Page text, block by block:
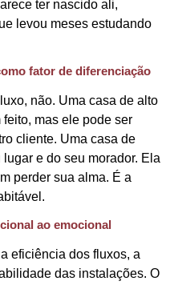
ter nascido ali,
levou meses estudando
fator de diferenciação
não. Uma casa de alto
mas ele pode ser
cliente. Uma casa de
e do seu morador. Ela
perder sua alma. É a
ao emocional
eficiência dos fluxos, a
das instalações. O